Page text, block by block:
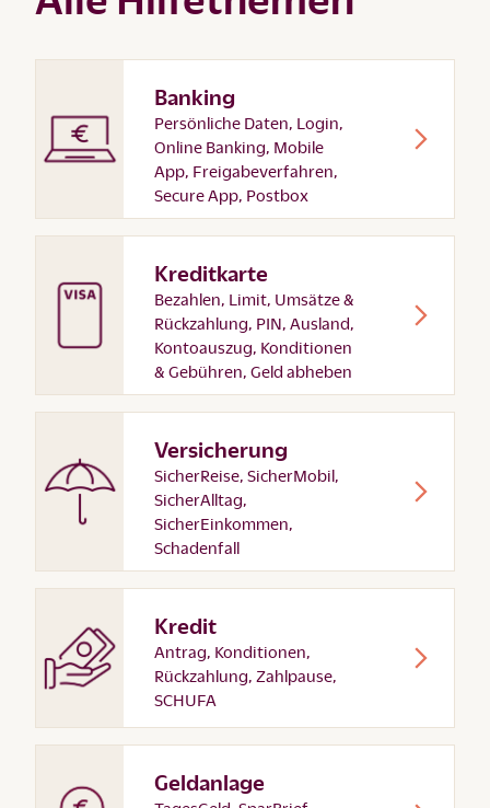
Banking
Persönliche Daten, Login,
Online Banking, Mobile
App, Freigabeverfahren,
Secure App, Postbox
Kreditkarte
Bezahlen, Limit, Umsätze &
Rückzahlung, PIN, Ausland,
Kontoauszug, Konditionen
& Gebühren, Geld abheben
Versicherung
SicherReise, SicherMobil,
SicherAlltag,
SicherEinkommen,
Schadenfall
Kredit
Antrag, Konditionen,
Rückzahlung, Zahlpause,
SCHUFA
Geldanlage